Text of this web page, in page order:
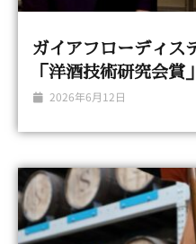
ガイアフローディス
「洋酒技術研究会賞
2026年6月12日